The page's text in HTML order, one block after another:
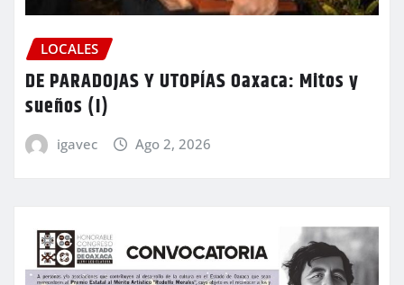
LOCALES
DE PARADOJAS Y UTOPÍAS Oaxaca: Mitos y
sueños (I)
igavec Ago 2, 2026